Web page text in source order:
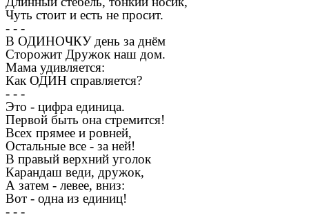
Чуть стоит и есть не просит.
- - -
В ОДИНОЧКУ день за днём
Сторожит Дружок наш дом.
Мама удивляется:
Как ОДИН справляется?
- - -
Это - цифра единица.
Первой быть она стремится!
Всех прямее и ровней,
Остальные все - за ней!
В правый верхний уголок
Карандаш веди, дружок,
А затем - левее, вниз:
Вот - одна из единиц!
- - -